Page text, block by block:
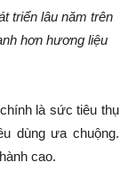
triển lâu năm trên
hơn hương liệu
là sức tiêu thụ
dùng ưa chuộng.
cao.